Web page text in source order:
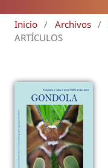
Inicio / Archivos /
ARTÍCULOS